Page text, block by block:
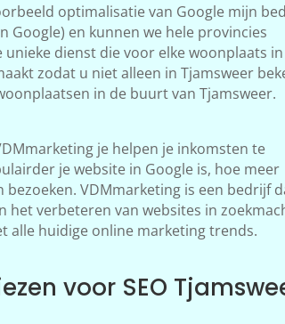
optimalisatie van Google mijn
Google) en kunnen we hele provincies
dienst die voor elke woonplaats
zodat u niet alleen in Tjamsweer
in de buurt van Tjamsweer.
je helpen je inkomsten te
je website in Google is, hoe meer
bezoeken. VDMmarketing is een bedrijf
het verbeteren van websites in
alle huidige online marketing trends.
voor SEO